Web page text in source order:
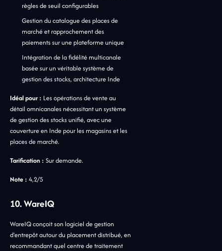
règles de seuil configurables
Gestion du catalogue des places de
marché et rapprochement des
paiements sur une plateforme unique
Intégration de la fidélité multicanale
basée sur un véritable système de
gestion des stocks, architecture Inde
Idéal pour : Les opérations de vente au
détail omnicanales nécessitant un système
de gestion des stocks unifié, avec une
couverture en Inde pour les magasins et les
places de marché.
Tarification : Sur demande.
Note : 4,2/5
10. WareIQ
WareIQ conçoit son logiciel de gestion
d'entrepôt autour du placement distribué, en
recommandant quel centre de traitement